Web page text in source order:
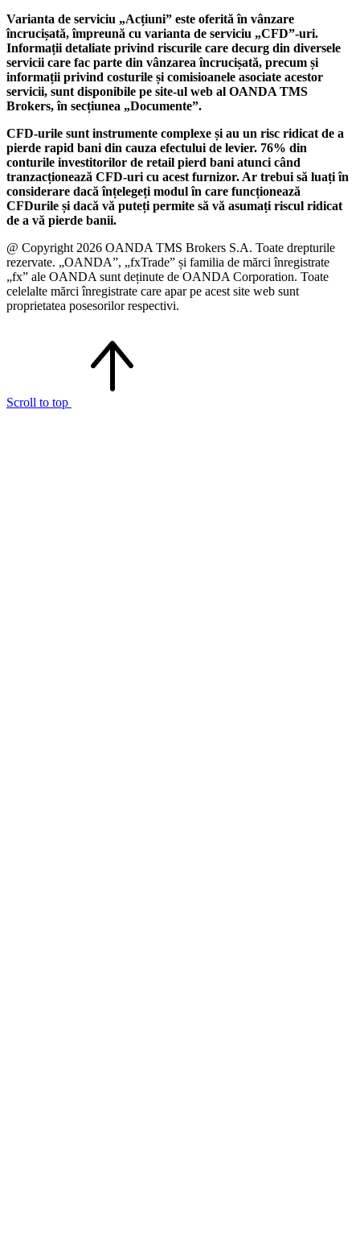
Varianta de serviciu „Acțiuni” este oferită în vânzare
încrucișată, împreună cu varianta de serviciu „CFD”-uri.
Informații detaliate privind riscurile care decurg din diversele
servicii care fac parte din vânzarea încrucișată, precum și
informații privind costurile și comisioanele asociate acestor
servicii, sunt disponibile pe site-ul web al OANDA TMS
Brokers, în secțiunea „Documente”.
CFD-urile sunt instrumente complexe și au un risc ridicat de a
pierde rapid bani din cauza efectului de levier. 76% din
conturile investitorilor de retail pierd bani atunci când
tranzacționează CFD-uri cu acest furnizor. Ar trebui să luați în
considerare dacă înțelegeți modul în care funcționează
CFDurile și dacă vă puteți permite să vă asumați riscul ridicat
de a vă pierde banii.
@ Copyright 2026 OANDA TMS Brokers S.A. Toate drepturile
rezervate. „OANDA”, „fxTrade” și familia de mărci înregistrate
„fx” ale OANDA sunt deținute de OANDA Corporation. Toate
celelalte mărci înregistrate care apar pe acest site web sunt
proprietatea posesorilor respectivi.
Scroll to top